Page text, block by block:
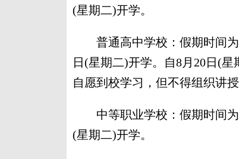
(星期二)开学。
普通高中学校：假期时间为
日(星期二)开学。自8月20日(
自愿到校学习，但不得组织讲
中等职业学校：假期时间为
(星期二)开学。